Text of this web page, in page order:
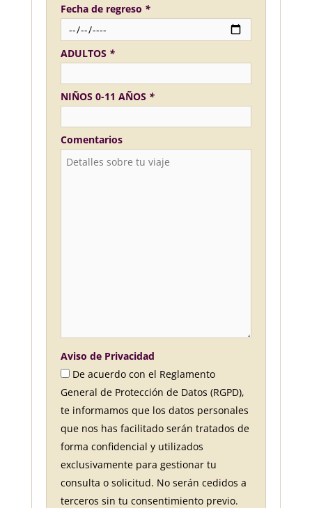
Fecha de regreso *
ADULTOS *
NIÑOS 0-11 AÑOS *
Comentarios
Aviso de Privacidad
De acuerdo con el Reglamento
General de Protección de Datos (RGPD),
te informamos que los datos personales
que nos has facilitado serán tratados de
forma confidencial y utilizados
exclusivamente para gestionar tu
consulta o solicitud. No serán cedidos a
terceros sin tu consentimiento previo.